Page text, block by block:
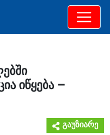
იწყება –
გაუზიარე